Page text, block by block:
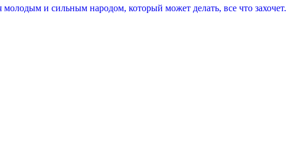
и сильным народом, который может делать, все что захочет.